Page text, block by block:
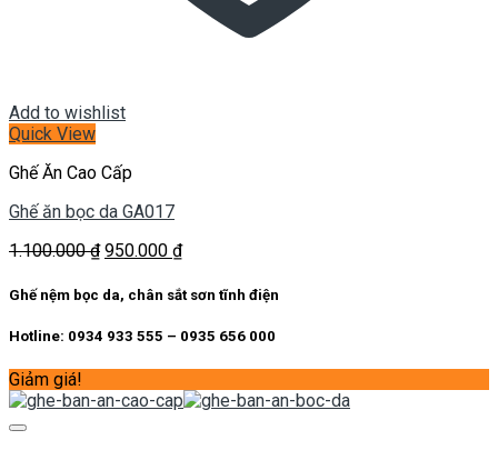
Add to wishlist
Quick View
Ghế Ăn Cao Cấp
Ghế ăn bọc da GA017
1.100.000₫ Giá
là:
950.000 ₫Giá
tại
950.000 ₫.
Ghế nệm bọc da, chân sắt sơn tĩnh điện
Hotline: 0934 933 555 – 0935 656 000
Giảm giá!